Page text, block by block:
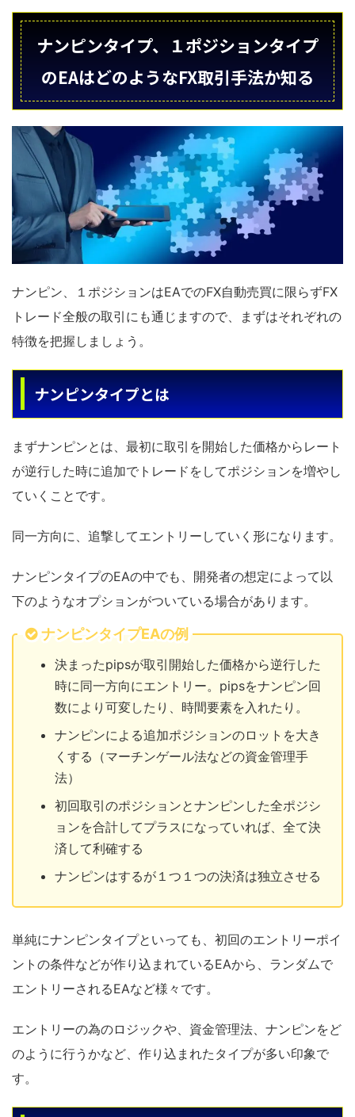
ナンピンタイプ、１ポジションタイプ
のEAはどのようなFX取引手法か知る
ナンピン、１ポジションはEAでのFX自動売買に限らずFX
トレード全般の取引にも通じますので、まずはそれぞれの
特徴を把握しましょう。
ナンピンタイプとは
まずナンピンとは、最初に取引を開始した価格からレート
が逆行した時に追加でトレードをしてポジションを増やし
ていくことです。
同一方向に、追撃してエントリーしていく形になります。
ナンピンタイプのEAの中でも、開発者の想定によって以
下のようなオプションがついている場合があります。
ナンピンタイプEAの例
決まったpipsが取引開始した価格から逆行した
時に同一方向にエントリー。pipsをナンピン回
数により可変したり、時間要素を入れたり。
ナンピンによる追加ポジションのロットを大き
くする（マーチンゲール法などの資金管理手
法）
初回取引のポジションとナンピンした全ポジシ
ョンを合計してプラスになっていれば、全て決
済して利確する
ナンピンはするが１つ１つの決済は独立させる
単純にナンピンタイプといっても、初回のエントリーポイ
ントの条件などが作り込まれているEAから、ランダムで
エントリーされるEAなど様々です。
エントリーの為のロジックや、資金管理法、ナンピンをど
のように行うかなど、作り込まれたタイプが多い印象で
す。